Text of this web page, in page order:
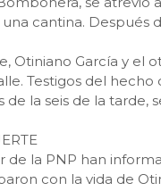
cantina. Después
Otiniano García y el
Testigos del
de la seis de la tarde,
de la PNP han
con la vida de